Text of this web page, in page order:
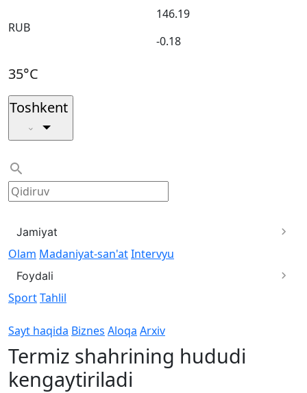
RUB
146.19
-0.18
35°C
Toshkent
Jamiyat
Olam Madaniyat-san'atIntervyu
Foydali
SportTahlil
Sayt haqida Biznes Aloqa Arxiv
Termiz shahrining hududi
kengaytiriladi